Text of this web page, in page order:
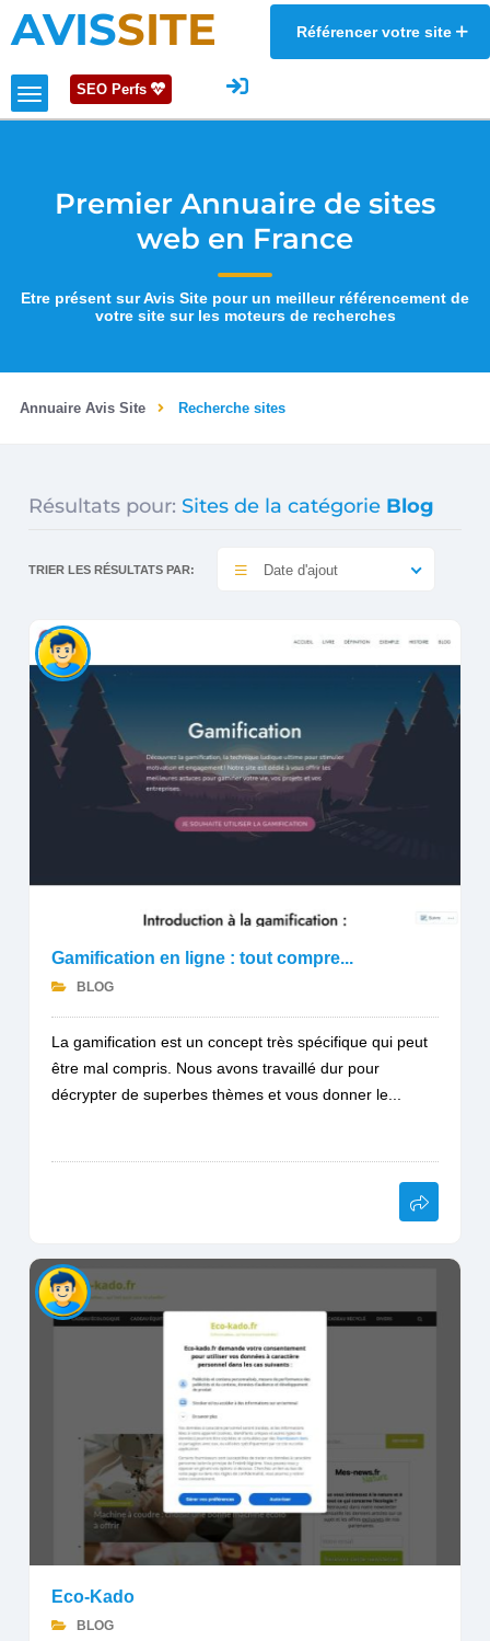
AVISSITE Référencer votre site
SEO Perfs
Premier Annuaire de sites
web en France
Etre présent sur Avis Site pour un meilleur référencement de
votre site sur les moteurs de recherches
Annuaire Avis Site Recherche sites
Résultats pour: Sites de la catégorie Blog
TRIER LES RÉSULTATS PAR: Date d'ajout
Gamification en ligne : tout compre...
BLOG
La gamification est un concept très spécifique qui peut
être mal compris. Nous avons travaillé dur pour
décrypter de superbes thèmes et vous donner le...
Eco-Kado
BLOG